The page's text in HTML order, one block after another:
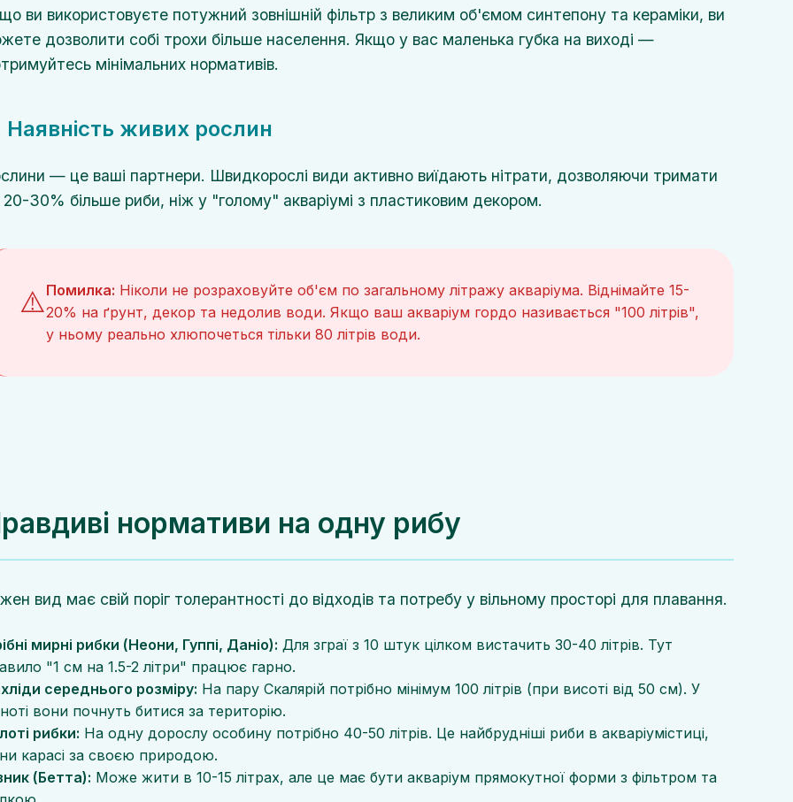
ви використовуєте потужний зовнішній фільтр з великим об'ємом синтепону та кераміки, ви
дозволити собі трохи більше населення. Якщо у вас маленька губка на виході —
мінімальних нормативів.
Наявність живих рослин
— це ваші партнери. Швидкорослі види активно виїдають нітрати, дозволяючи тримати
20-30% більше риби, ніж у "голому" акваріумі з пластиковим декором.
⚠️Помилка: Ніколи не розраховуйте об'єм по загальному літражу акваріума. Віднімайте 15-
20% на ґрунт, декор та недолив води. Якщо ваш акваріум гордо називається "100 літрів",
у ньому реально хлюпочеться тільки 80 літрів води.
нормативи на одну рибу
вид має свій поріг толерантності до відходів та потребу у вільному просторі для плавання.
мирні рибки (Неони, Гуппі, Даніо): Для зграї з 10 штук цілком вистачить 30-40 літрів. Тут
"1 см на 1.5-2 літри" працює гарно.
середнього розміру: На пару Скалярій потрібно мінімум 100 літрів (при висоті від 50 см). У
вони почнуть битися за територію.
рибки: На одну дорослу особину потрібно 40-50 літрів. Це найбрудніші риби в акваріумістиці,
карасі за своєю природою.
(Бетта): Може жити в 10-15 літрах, але це має бути акваріум прямокутної форми з фільтром та